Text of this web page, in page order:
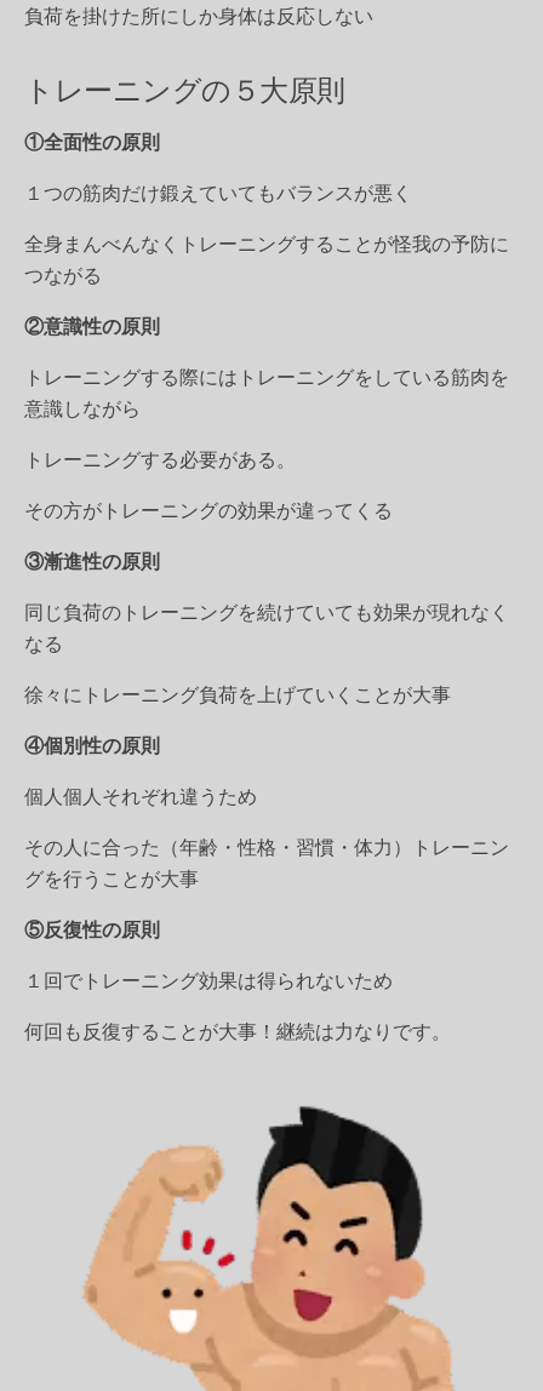
負荷を掛けた所にしか身体は反応しない
トレーニングの５大原則
①全面性の原則
１つの筋肉だけ鍛えていてもバランスが悪く
全身まんべんなくトレーニングすることが怪我の予防に
つながる
②意識性の原則
トレーニングする際にはトレーニングをしている筋肉を
意識しながら
トレーニングする必要がある。
その方がトレーニングの効果が違ってくる
③漸進性の原則
同じ負荷のトレーニングを続けていても効果が現れなく
なる
徐々にトレーニング負荷を上げていくことが大事
④個別性の原則
個人個人それぞれ違うため
その人に合った（年齢・性格・習慣・体力）トレーニン
グを行うことが大事
⑤反復性の原則
１回でトレーニング効果は得られないため
何回も反復することが大事！継続は力なりです。